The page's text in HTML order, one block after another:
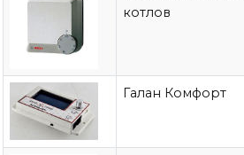
котлов
Галан Комфорт